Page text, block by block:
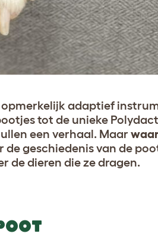
adaptief
tot de unieke
een verhaal. Maar
de geschiedenis van de
de dieren die ze dragen.